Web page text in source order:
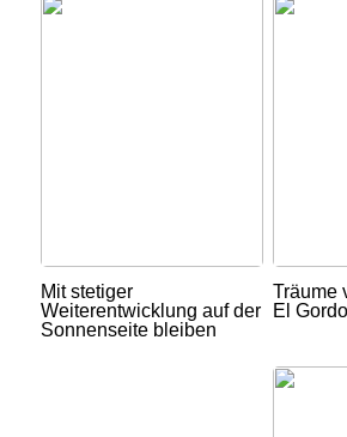
Mit stetiger
Weiterentwicklung auf der
Sonnenseite bleiben
Träume
El